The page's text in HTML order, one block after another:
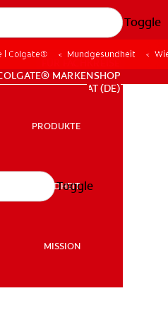
Toggle
MISSION
FÜR FACHKREISE
MARKENSHOP
AT (DE)
PRODUKTE
MUNDGESUNDHEIT
MISSION
Toggle
| Colgate® Mundgesundheit
die Zähne